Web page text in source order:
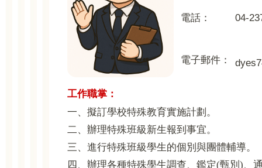
電話： 04-
電子郵件：
工作職掌：
一、擬訂學校特殊教育實施計劃。
二、辦理特殊班級新生報到事宜。
三、進行特殊班級學生的個別與團體輔導。
四、辦理各種特殊學生調查、鑑定(甄別)、